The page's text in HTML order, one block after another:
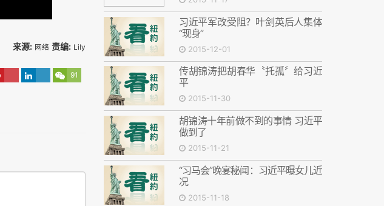
来源: 网络 责编: Lily
91
习近平军改受阻？叶剑英后人集体
“现身”
2015-12-01
传胡锦涛把胡春华〝托孤〞给习近
平
2015-11-30
胡锦涛十年前做不到的事情 习近平
做到了
2015-11-21
“习马会”晚宴秘闻：习近平曝女儿近
况
2015-11-18